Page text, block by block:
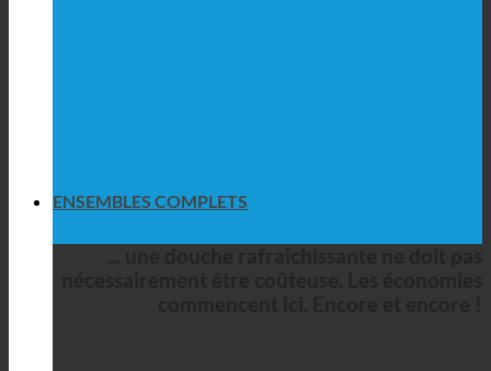
ENSEMBLES COMPLETS